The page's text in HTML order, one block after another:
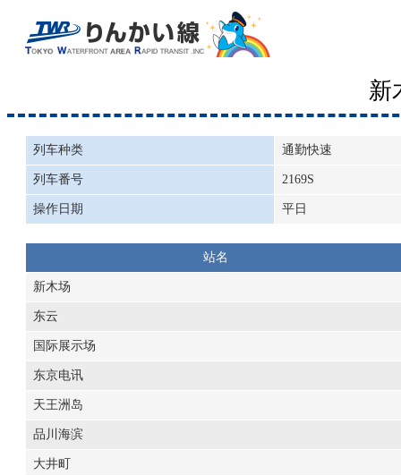
新
列车种类 通勤快速
列车番号 2169S
操作日期 平日
站名
新木场
东云
国际展示场
东京电讯
天王洲岛
品川海滨
大井町